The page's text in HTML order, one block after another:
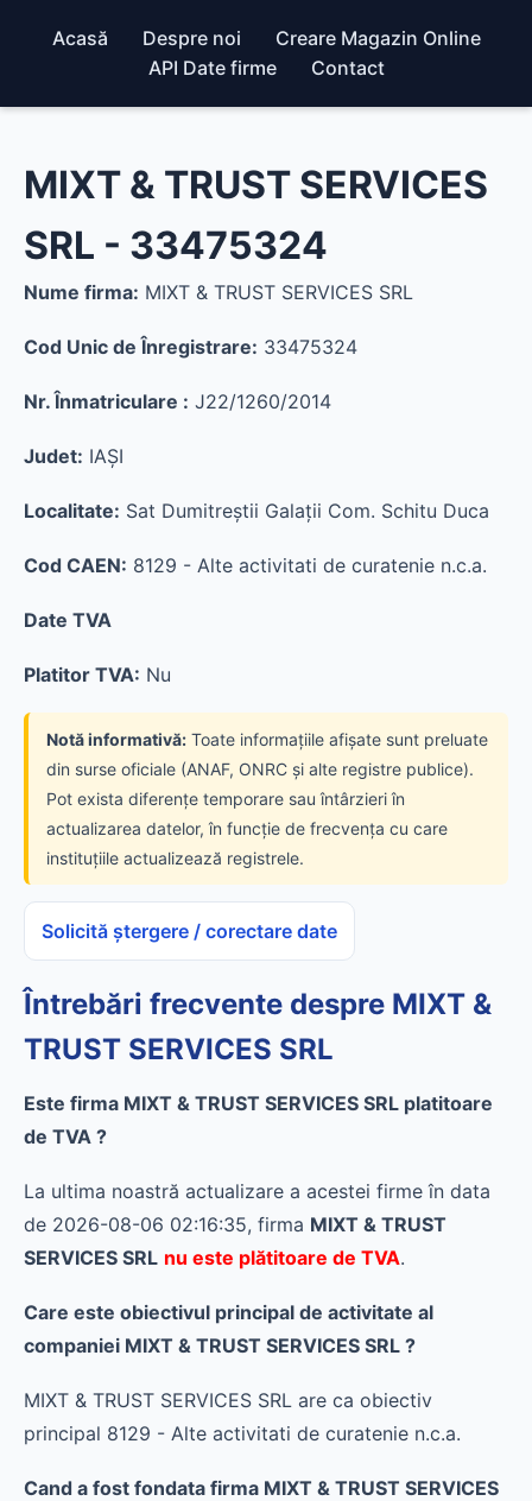
Acasă Despre noi
Creare Magazin Online
API Date firme
Contact
MIXT & TRUST SERVICES
SRL - 33475324
Nume firma: MIXT & TRUST SERVICES SRL
Cod Unic de Înregistrare: 33475324
Nr. Înmatriculare : J22/1260/2014
Judet: IAŞI
Localitate: Sat Dumitreştii Galaţii Com. Schitu Duca
Cod CAEN: 8129 - Alte activitati de curatenie n.c.a.
Date TVA
Platitor TVA: Nu
Notă informativă: Toate informațiile afișate sunt preluate
din surse oficiale (ANAF, ONRC și alte registre publice).
Pot exista diferențe temporare sau întârzieri în
actualizarea datelor, în funcție de frecvența cu care
instituțiile actualizează registrele.
Solicită ștergere / corectare date
Întrebări frecvente despre MIXT &
TRUST SERVICES SRL
Este firma MIXT & TRUST SERVICES SRL platitoare
de TVA ?
La ultima noastră actualizare a acestei firme în data
de 2026-08-06 02:16:35, firma MIXT & TRUST
SERVICES SRL nu este plătitoare de TVA.
Care este obiectivul principal de activitate al
companiei MIXT & TRUST SERVICES SRL ?
MIXT & TRUST SERVICES SRL are ca obiectiv
principal 8129 - Alte activitati de curatenie n.c.a.
Cand a fost fondata firma MIXT & TRUST SERVICES